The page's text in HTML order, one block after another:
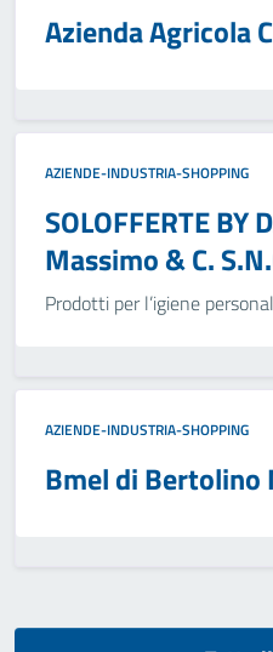
Azienda Agricola
AZIENDE-INDUSTRIA-SHOPPING
SOLOFFERTE BY
Massimo & C.
Prodotti per l’igiene
AZIENDE-INDUSTRIA-SHOPPING
Bmel di Bertolino